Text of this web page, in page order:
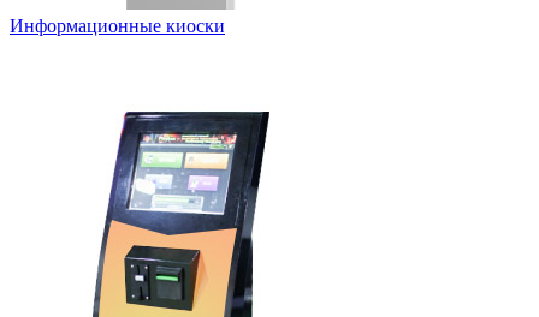
Информационные киоски